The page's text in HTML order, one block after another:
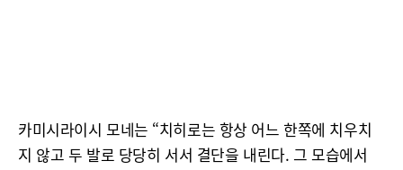
카미시라이시 모네는 “치히로는 항상 어느 한쪽에 치우치
지 않고 두 발로 당당히 서서 결단을 내린다. 그 모습에서